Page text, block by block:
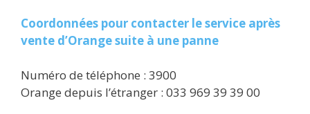
Coordonnées pour contacter le service après
vente d’Orange suite à une panne
Numéro de téléphone : 3900
Orange depuis l’étranger : 033 969 39 39 00